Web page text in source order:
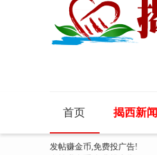
首页 揭西新闻
发帖赚金币,免费投广告!